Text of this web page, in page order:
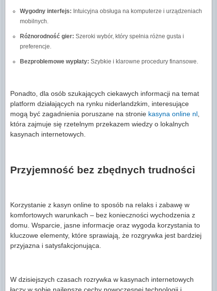
Wygodny interfejs: Intuicyjna obsługa na komputerze i urządzeniach
mobilnych.
Różnorodność gier: Szeroki wybór, który spełnia różne gusta i
preferencje.
Bezproblemowe wypłaty: Szybkie i klarowne procedury finansowe.
Ponadto, dla osób szukających ciekawych informacji na temat
platform działających na rynku niderlandzkim, interesujące
mogą być zagadnienia poruszane na stronie kasyna online nl
która zajmuje się rzetelnym przekazem wiedzy o lokalnych
kasynach internetowych.
Przyjemność bez zbędnych trudności
Korzystanie z kasyn online to sposób na relaks i zabawę w
komfortowych warunkach – bez konieczności wychodzenia z
domu. Wsparcie, jasne informacje oraz wygoda korzystania to
kluczowe elementy, które sprawiają, że rozgrywka jest bardziej
przyjazna i satysfakcjonująca.
W dzisiejszych czasach rozrywka w kasynach internetowych